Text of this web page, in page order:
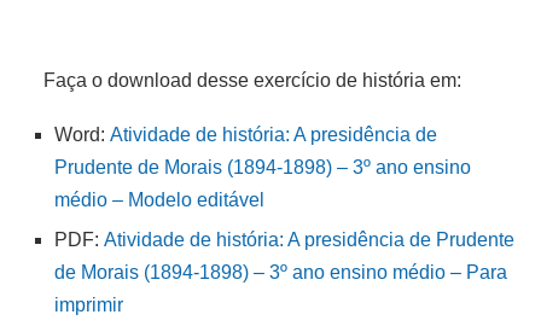
Faça o download desse exercício de história em:
Word: Atividade de história: A presidência de
Prudente de Morais (1894-1898) – 3º ano ensino
médio – Modelo editável
PDF: Atividade de história: A presidência de Prudente
de Morais (1894-1898) – 3º ano ensino médio – Para
imprimir